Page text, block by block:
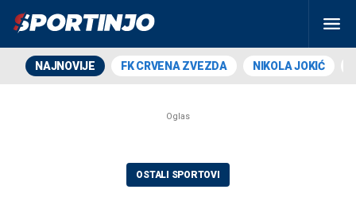
NAJNOVIJE FK CRVENA ZVEZDA NIKOLA JOKIĆ
OSTALI SPORTOVI